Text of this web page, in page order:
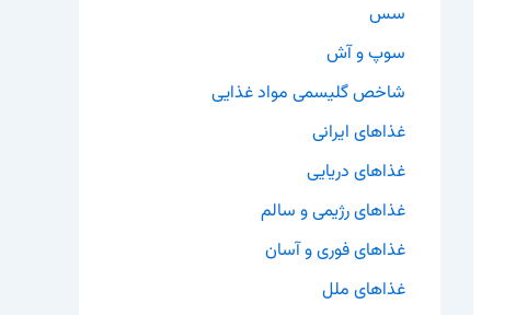
سس
سوپ و آش
شاخص گلیسمی مواد غذایی
غذاهای ایرانی
غذاهای دریایی
غذاهای رژیمی و سالم
غذاهای فوری و آسان
غذاهای ملل